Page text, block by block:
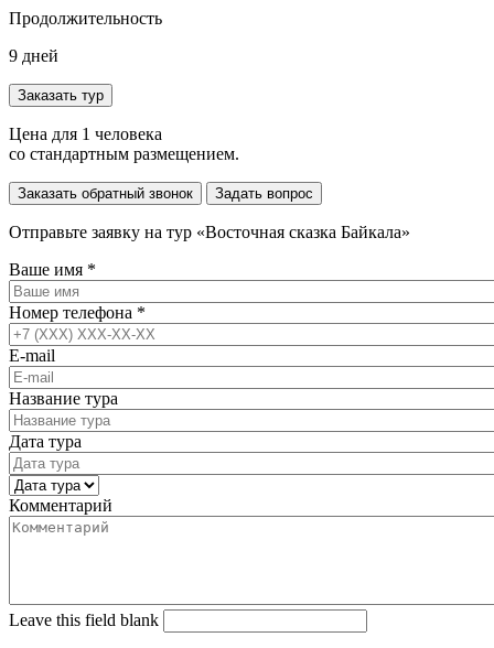
Продолжительность
9 дней
Заказать тур
Цена для 1 человека
со стандартным размещением.
Заказать обратный звонок Задать вопрос
Отправьте заявку на тур «Восточная сказка Байкала»
Ваше имя *
Номер телефона *
E-mail
Название тура
Дата тура
Комментарий
Leave this field blank